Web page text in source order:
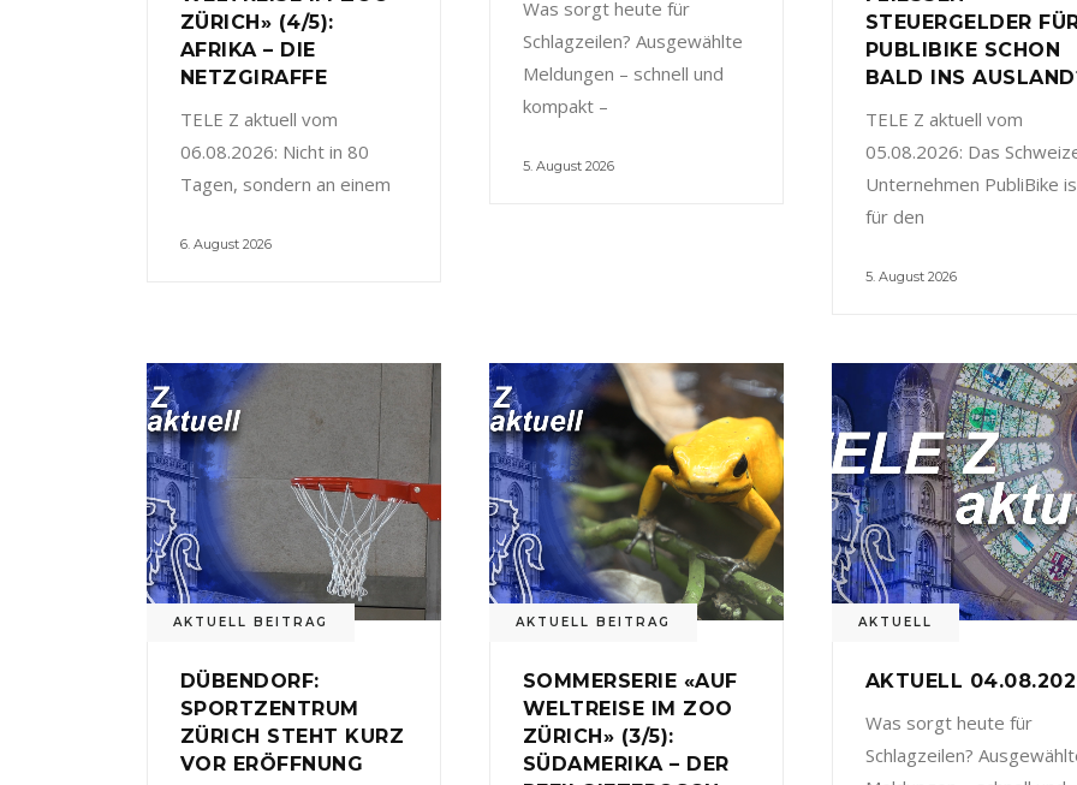
ZÜRICH» (4/5):
AFRIKA – DIE
NETZGIRAFFE
TELE Z aktuell vom
06.08.2026: Nicht in 80
Tagen, sondern an einem
6. August 2026
Was sorgt heute für
Schlagzeilen? Ausgewählte
Meldungen – schnell und
kompakt –
5. August 2026
STEUERGELDER
PUBLIBIKE SCHON
BALD INS
TELE Z aktuell vom
05.08.2026: Das
Unternehmen PubliBike
für den
5. August 2026
AKTUELL BEITRAG
DÜBENDORF:
SPORTZENTRUM
ZÜRICH STEHT KURZ
VOR ERÖFFNUNG
AKTUELL BEITRAG
SOMMERSERIE «AUF
WELTREISE IM ZOO
ZÜRICH» (3/5):
SÜDAMERIKA – DER
AKTUELL
AKTUELL
Was sorgt heute für
Schlagzeilen?